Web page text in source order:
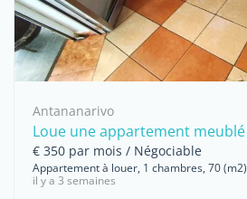
Antananarivo
Loue une appartement meublé
€ 350 par mois / Négociable
Appartement à louer, 1 chambres, 70 (m2)
il y a 3 semaines